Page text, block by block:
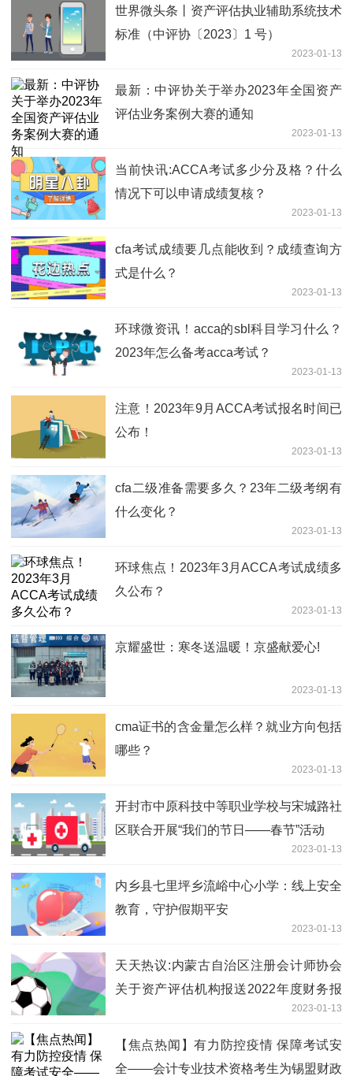
世界微头条丨资产评估执业辅助系统技术
标准（中评协〔2023〕1 号）
2023-01-13
最新：中评协关于举办2023年全国资产
评估业务案例大赛的通知
2023-01-13
当前快讯:ACCA考试多少分及格？什么
情况下可以申请成绩复核？
2023-01-13
cfa考试成绩要几点能收到？成绩查询方
式是什么？
2023-01-13
环球微资讯！acca的sbl科目学习什么？
2023年怎么备考acca考试？
2023-01-13
注意！2023年9月ACCA考试报名时间已
公布！
2023-01-13
cfa二级准备需要多久？23年二级考纲有
什么变化？
2023-01-13
环球焦点！2023年3月ACCA考试成绩多
久公布？
2023-01-13
京耀盛世：寒冬送温暖！京盛献爱心!
2023-01-13
cma证书的含金量怎么样？就业方向包括
哪些？
2023-01-13
开封市中原科技中等职业学校与宋城路社
区联合开展“我们的节日——春节”活动
2023-01-13
内乡县七里坪乡流峪中心小学：线上安全
教育，守护假期平安
2023-01-13
天天热议:内蒙古自治区注册会计师协会
关于资产评估机构报送2022年度财务报
2023-01-13
【焦点热闻】有力防控疫情 保障考试安
全——会计专业技术资格考生为锡盟财政